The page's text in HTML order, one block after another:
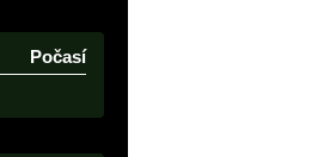
Počasí